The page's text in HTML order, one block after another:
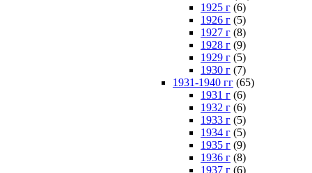
1925 г (6)
1926 г (5)
1927 г (8)
1928 г (9)
1929 г (5)
1930 г (7)
1931-1940 гг (65)
1931 г (6)
1932 г (6)
1933 г (5)
1934 г (5)
1935 г (9)
1936 г (8)
1937 г (6)